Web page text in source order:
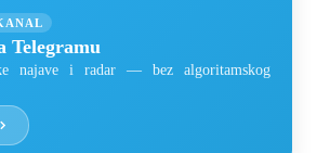
Telegramu
najave i radar — bez algoritamskog